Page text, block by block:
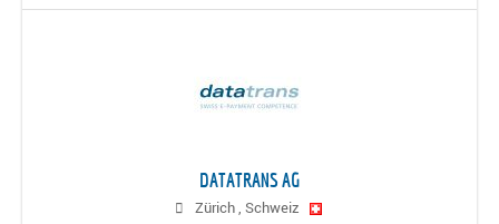
DATATRANS AG
Zürich, Schweiz